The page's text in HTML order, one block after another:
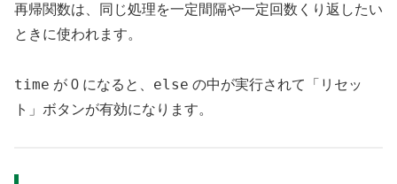
再帰関数は、同じ処理を一定間隔や一定回数くり返したい
ときに使われます。
time が 0 になると、 else の中が実行されて「リセッ
ト」ボタンが有効になります。